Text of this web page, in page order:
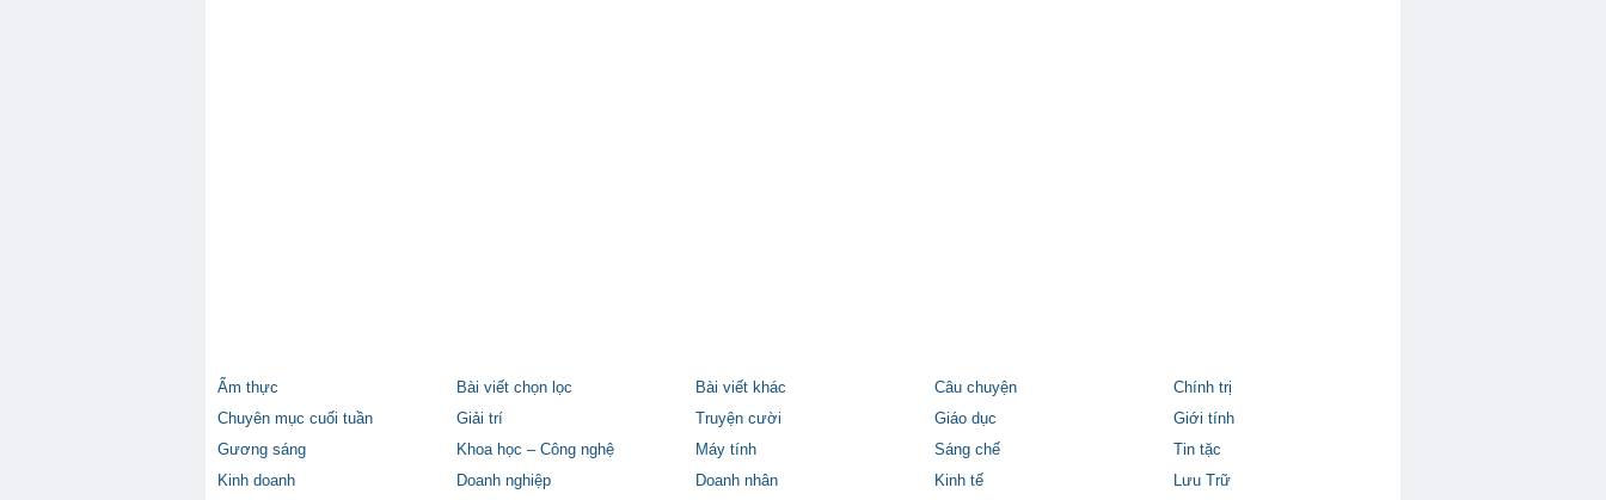
Ẩm thực Bài viết chọn lọc Bài viết khác Câu chuyện
Chính trị
Chuyên mục cuối tuần
Giải trí Truyện cười Giáo dục
Giới tính
Gương sáng
Khoa học – Công nghệ Máy tính Sáng chế
Tin tặc
Kinh doanh
Doanh nghiệp Doanh nhân Kinh tế Lưu Trữ